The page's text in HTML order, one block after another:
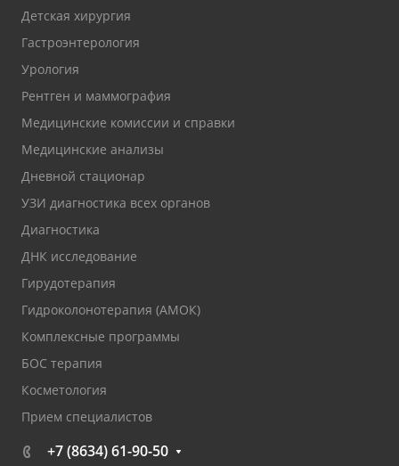
Детская хирургия
Гастроэнтерология
Урология
Рентген и маммография
Медицинские комиссии и справки
Медицинские анализы
Дневной стационар
УЗИ диагностика всех органов
Диагностика
ДНК исследование
Гирудотерапия
Гидроколонотерапия (АМОК)
Комплексные программы
БОС терапия
Косметология
Прием специалистов
+7 (8634) 61-90-50